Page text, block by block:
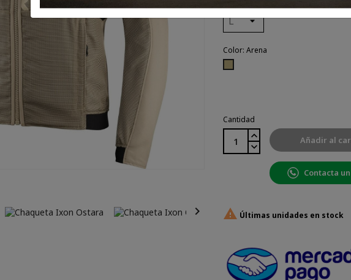

Color: Arena
Cantidad
Añadir al
Contacta
 Últimas unidades en stock